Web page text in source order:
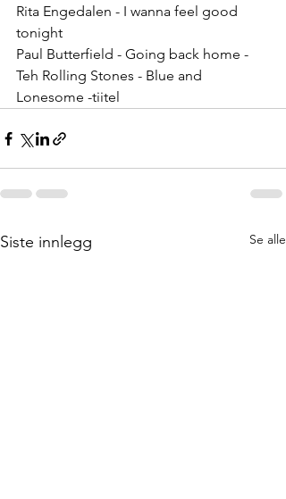
Rita Engedalen - I wanna feel good
tonight
Paul Butterfield - Going back home -
Teh Rolling Stones - Blue and
Lonesome -tiitel
Siste innlegg Se alle